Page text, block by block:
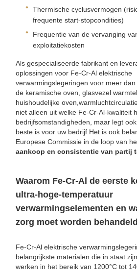
Thermische cyclusvermogen
frequente start-stopcondities)
Frequentie van de vervanging
exploitatiekosten
Als gespecialiseerde fabrikant en
oplossingen voor Fe-Cr-Al elektrische
verwarmingslegeringen voor meer
de keramische oven, glasvezel
huishoudelijke
niet alleen uit welke Fe-Cr-Al-kwaliteit
bedrijfsomstandigheden, maar legt
beste is voor uw bedrijf.Het is ook
Europese Commissie in de loop van
aankoop en consistentie van partij
Waarom Fe-Cr-Al de eerste
ultra-hoge-temperatuur
verwarmingselementen en
zorg moet worden behandeld
Fe-Cr-Al elektrische
belangrijkste materialen die in staat
werken in het bereik van 1200°C tot